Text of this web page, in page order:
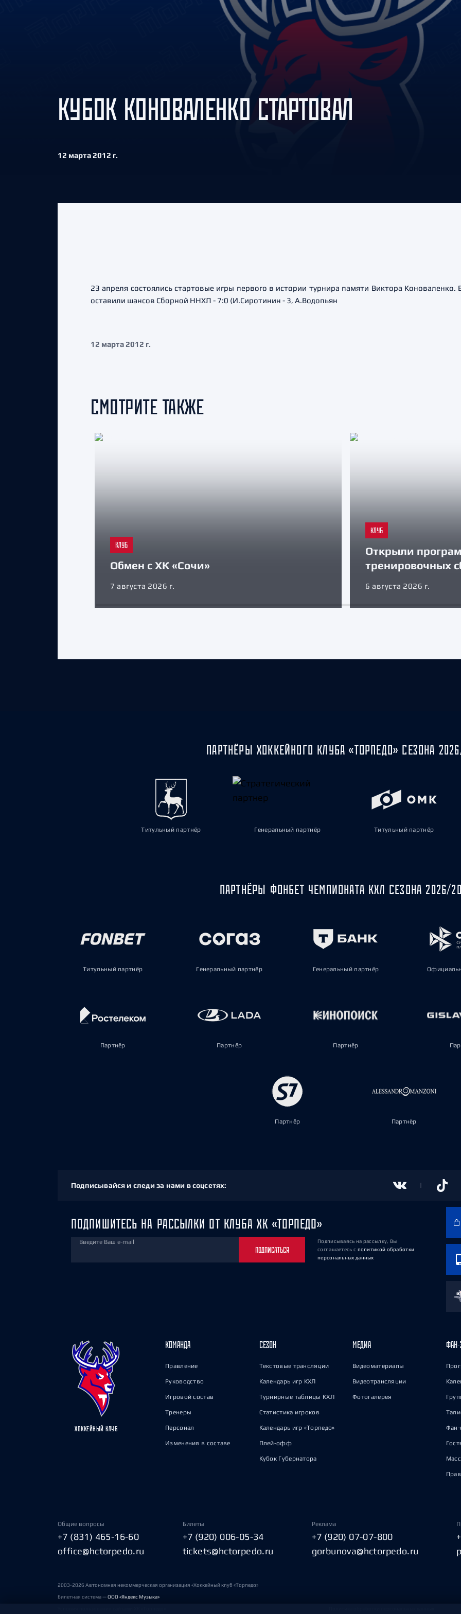
Амур
Барыс
Салават Юлаев
Сибирь
КУБОК КОНОВАЛЕНКО СТАРТОВАЛ
12 марта 2012 г.
23 апреля состоялись стартовые игры первого в истории турнира памяти Виктора
оставили шансов Сборной ННХЛ - 7:0 (И.Сиротинин - 3, А.Водопьян
12 марта 2012 г.
СМОТРИТЕ ТАКЖЕ
КЛУБ
Обмен с ХК «Сочи»
7 августа 2026 г.
КЛУБ
Открыли
тренировочных
6 августа 2026 г.
ПАРТНЁРЫ ХОККЕЙНОГО КЛУБА «ТОРПЕДО» СЕЗОНА
Титульный партнёр Генеральный партнёр Титульный партнёр
ПАРТНЁРЫ ФОНБЕТ ЧЕМПИОНАТА КХЛ СЕЗОНА 2026/
Титульный партнёр Генеральный партнёр Генеральный партнёр
Партнёр Партнёр Партнёр
Партнёр Партнёр
Подписывайся и следи за нами в соцсетях:
ПОДПИШИТЕСЬ НА РАССЫЛКИ ОТ КЛУБА ХК «ТОРПЕДО»
Введите Ваш e-mail
ПОДПИСАТЬСЯ
Подписываясь на рассылку, Вы
соглашаетесь с политикой обработки
персональных данных
ХОККЕЙНЫЙ КЛУБ
КОМАНДА
Правление
Руководство
Игровой состав
Тренеры
Персонал
Изменения в составе
СЕЗОН
Текстовые трансляции
Календарь игр КХЛ
Турнирные таблицы КХЛ
Статистика игроков
Календарь игр «Торпедо»
Плей-офф
Кубок Губернатора
МЕДИА
Видеоматериалы
Видеотрансляции
Фотогалерея
ФАН-
Фан-
Общие вопросы
+7 (831) 465-16-60
office@hctorpedo.ru
Билеты
+7 (920) 006-05-34
tickets@hctorpedo.ru
Реклама
+7 (920) 07-07-800
gorbunova@hctorpedo.ru
2003-2026 Автономная некоммерческая организация «Хоккейный клуб «Торпедо»
Билетная система —ООО «Яндекс Музыка»